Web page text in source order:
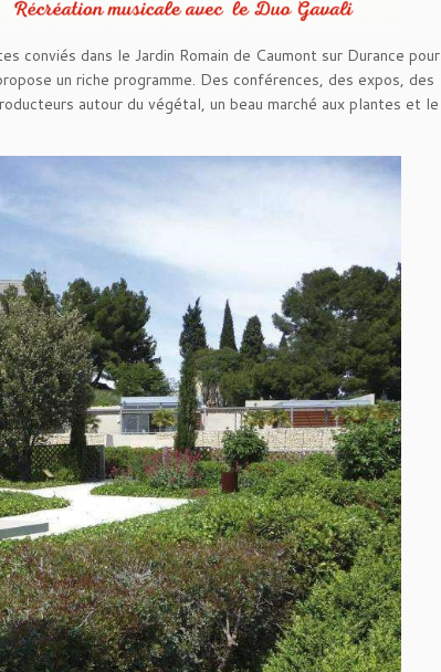
conviés dans le Jardin Romain de Caumont sur Durance pour
un riche programme. Des conférences, des expos, des
autour du végétal, un beau marché aux plantes et le